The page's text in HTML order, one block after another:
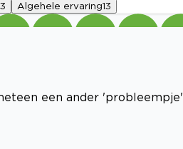
Algehele ervaring13
een ander 'probleempje'